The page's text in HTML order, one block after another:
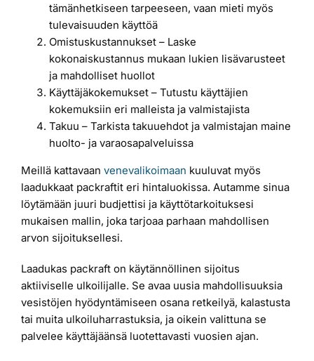
tämänhetkiseen tarpeeseen, vaan mieti myös
tulevaisuuden käyttöä
Omistuskustannukset – Laske
kokonaiskustannus mukaan lukien lisävarusteet
ja mahdolliset huollot
Käyttäjäkokemukset – Tutustu käyttäjien
kokemuksiin eri malleista ja valmistajista
Takuu – Tarkista takuuehdot ja valmistajan maine
huolto- ja varaosapalveluissa
Meillä kattavaan venevalikoimaan kuuluvat myös
laadukkaat packraftit eri hintaluokissa. Autamme sinua
löytämään juuri budjettisi ja käyttötarkoituksesi
mukaisen mallin, joka tarjoaa parhaan mahdollisen
arvon sijoituksellesi.
Laadukas packraft on käytännöllinen sijoitus
aktiiviselle ulkoilijalle. Se avaa uusia mahdollisuuksia
vesistöjen hyödyntämiseen osana retkeilyä, kalastusta
tai muita ulkoiluharrastuksia, ja oikein valittuna se
palvelee käyttäjäänsä luotettavasti vuosien ajan.